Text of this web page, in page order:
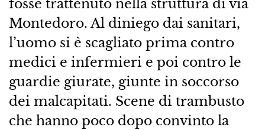
fosse trattenuto nella struttura di via
Montedoro. Al diniego dai sanitari,
l’uomo si è scagliato prima contro
medici e infermieri e poi contro le
guardie giurate, giunte in soccorso
dei malcapitati. Scene di trambusto
che hanno poco dopo convinto la